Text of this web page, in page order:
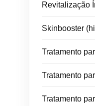
Revitalização
Skinbooster
Tratamento
Tratamento
Tratamento